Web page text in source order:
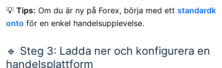
💡 Tips: Om du är ny på Forex, börja med ett standardk
onto för en enkel handelsupplevelse.
🔹 Steg 3: Ladda ner och konfigurera en
handelsplattform